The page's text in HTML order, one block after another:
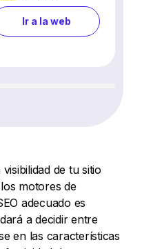
Ir a la web
de tu sitio
motores de
adecuado es
a decidir entre
en las características